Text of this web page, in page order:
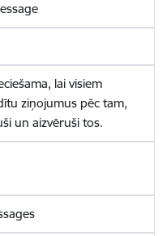
lai visiem
ziņojumus pēc tam,
un aizvēruši tos.